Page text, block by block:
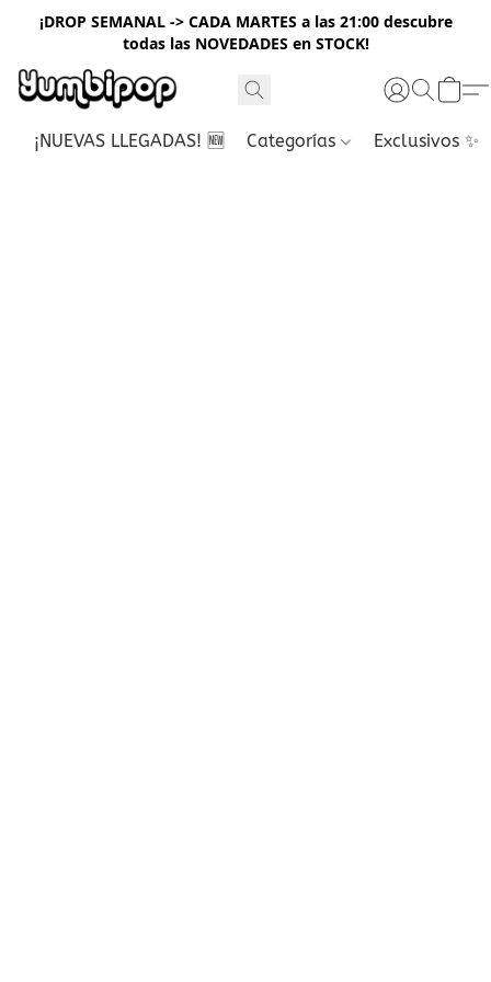
¡DROP SEMANAL -> CADA MARTES a las 21:00 descubre
todas las NOVEDADES en STOCK!
¡NUEVAS LLEGADAS! 🆕 Categorías Exclusivos ✨